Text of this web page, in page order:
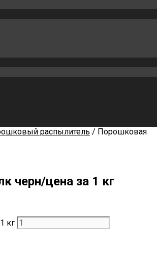
распылитель / Порошковая
черн/цена за 1 кг
кг